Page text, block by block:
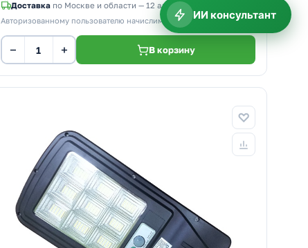
Доставка по Москве и области — 12 августа
Авторизованному пользователю начислим 20 бонусов
− + В корзину
ИИ консультант